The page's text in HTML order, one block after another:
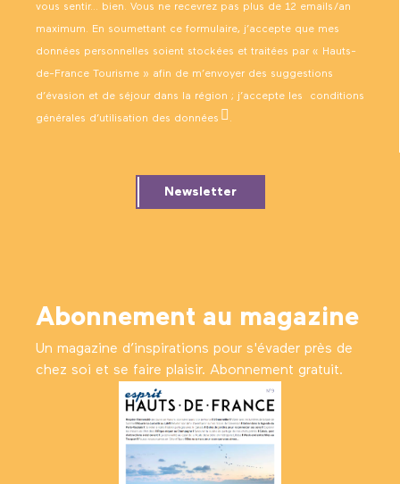
vous sentir… bien. Vous ne recevrez pas plus de 12 emails/an
maximum. En soumettant ce formulaire, j’accepte que mes
données personnelles soient stockées et traitées par « Hauts-
de-France Tourisme » afin de m’envoyer des suggestions
d’évasion et de séjour dans la région ; j’accepte les conditions
générales d’utilisation des données .
Newsletter
Abonnement au magazine
Un magazine d’inspirations pour s'évader près de
chez soi et se faire plaisir. Abonnement gratuit.